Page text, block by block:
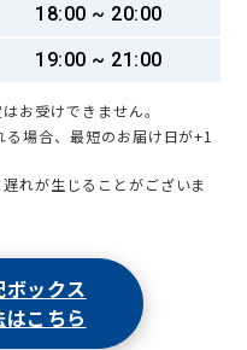
18:00 ~ 20:00
19:00 ~ 21:00
お受けできません。
場合、最短のお届け日が+1
れが生じることがございま
ックス
こちら